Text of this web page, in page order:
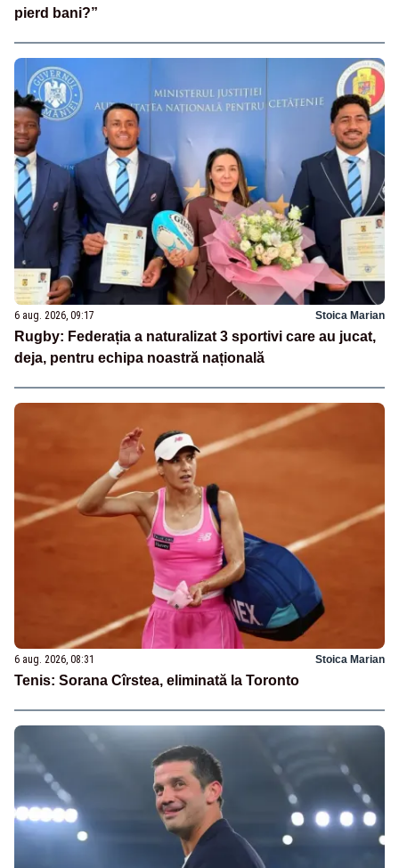
pierd bani?”
6 aug. 2026, 09:17 Stoica Marian
Rugby: Federația a naturalizat 3 sportivi care au jucat,
deja, pentru echipa noastră națională
6 aug. 2026, 08:31 Stoica Marian
Tenis: Sorana Cîrstea, eliminată la Toronto